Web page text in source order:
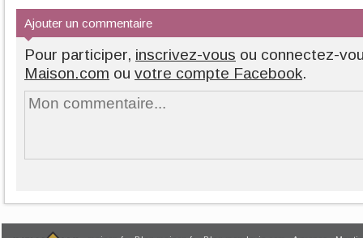
Ajouter un commentaire
Pour participer, inscrivez-vous ou connectez-
Maison.com ou votre compte Facebook.